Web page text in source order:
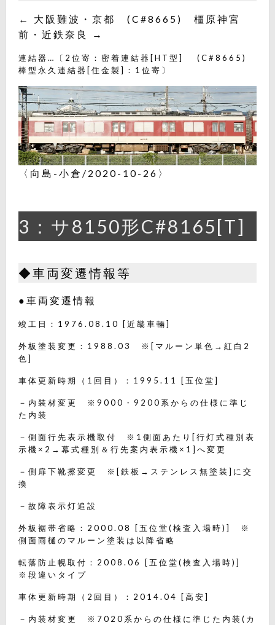
← 大阪難波・京都 (C#8665) 橿原神宮
前・近鉄奈良 →
連結器…〔2位寄：密着連結器[HT型] (C#8665)
棒型永久連結器[住金製]：1位寄〕
〈向島-小倉/2020-10-26〉
3：サ8150形C#8165[T]
◆車両変遷情報等
●車両変遷情報
竣工日：1976.08.10 [近畿車輛]
外板塗装変更：1988.03 ※[マルーン単色→紅白2
色]
車体更新時期（1回目）：1995.11 [五位堂]
－内装材変更 ※9000・9200系からの仕様に準じ
た内装
－側面行先表示機取付 ※1側面あたり[行灯式種別表
示機×2→幕式種別＆行先案内表示機×1]へ変更
－側扉下靴擦変更 ※[鉄板→ステンレス無塗装]に交
換
－故障表示灯追設
外板裾帯省略：2000.08 [五位堂(検査入場時)] ※
側面雨樋のマルーン塗装は以降省略
転落防止幌取付：2008.06 [五位堂(検査入場時)]
※段違いタイプ
車体更新時期（2回目）：2014.04 [高安]
－内装材変更 ※7020系からの仕様に準じた内装(カ